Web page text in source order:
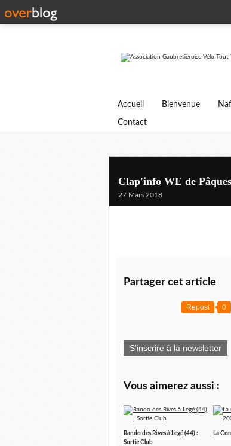
Accueil Bienvenue
Contact
Clap'info WE de Pâques
27 Mars 2018
Partager cet article
Repost 0
S'inscrire à la newsletter
Vous aimerez aussi :
Rando des Rives à Legé (44) :
Sortie Club
La